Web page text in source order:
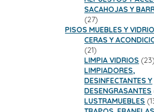
SACAHOJAS Y
2727
productos
PISOS MUEBLES Y
CERAS Y
2121
productos
LIMPIA VIDRIOS 23
LIMPIADORES,
DESINFECTANTES Y
DESENGRASANTES
LUSTRAMUEBLES